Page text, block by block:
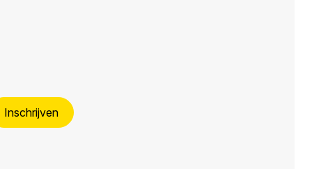
Inschrijven